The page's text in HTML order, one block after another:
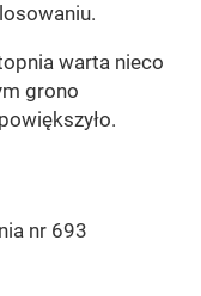
warta nieco
grono
nr 693